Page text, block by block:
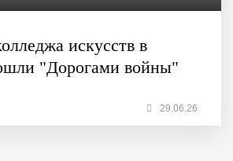
искусств в
"Дорогами войны"
29.06.26